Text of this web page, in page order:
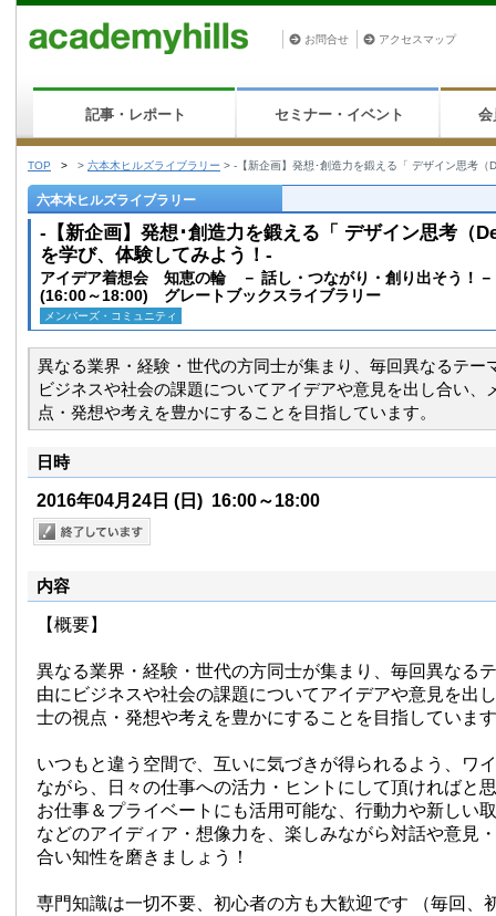
お問合せ アクセスマップ
記事・レポート セミナー・イベント 会
TOP > > 六本木ヒルズライブラリー > -【新企画】発想･創造力を鍛える「 デザイン思考
六本木ヒルズライブラリー
-【新企画】発想･創造力を鍛える「 デザイン思考（
を学び、体験してみよう！-
アイデア着想会 知恵の輪 － 話し・つながり・創り出そう！－
(16:00～18:00) グレートブックスライブラリー
メンバーズ・コミュニティ
異なる業界・経験・世代の方同士が集まり、毎回異なるテー
ビジネスや社会の課題についてアイデアや意見を出し合い、
点・発想や考えを豊かにすることを目指しています。
日時
2016年04月24日 (日) 16:00～18:00
内容
【概要】
異なる業界・経験・世代の方同士が集まり、毎回異なる
由にビジネスや社会の課題についてアイデアや意見を出
士の視点・発想や考えを豊かにすることを目指していま
いつもと違う空間で、互いに気づきが得られるよう、ワ
ながら、日々の仕事への活力・ヒントにして頂ければと
お仕事＆プライベートにも活用可能な、行動力や新しい
などのアイディア・想像力を、楽しみながら対話や意見
合い知性を磨きましょう！
専門知識は一切不要、初心者の方も大歓迎です （毎回、